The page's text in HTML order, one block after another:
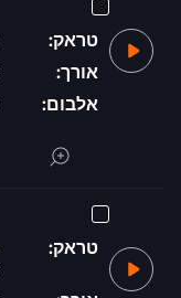
טראק:
אורך:
אלבום:
טראק: